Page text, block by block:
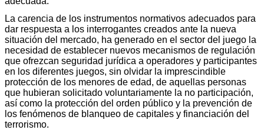
La carencia de los instrumentos normativos adecuados para
dar respuesta a los interrogantes creados ante la nueva
situación del mercado, ha generado en el sector del juego la
necesidad de establecer nuevos mecanismos de regulación
que ofrezcan seguridad jurídica a operadores y participantes
en los diferentes juegos, sin olvidar la imprescindible
protección de los menores de edad, de aquellas personas
que hubieran solicitado voluntariamente la no participación,
así como la protección del orden público y la prevención de
los fenómenos de blanqueo de capitales y financiación del
terrorismo.